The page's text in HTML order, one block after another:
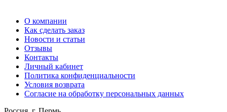
О компании
Как сделать заказ
Новости и статьи
Отзывы
Контакты
Личный кабинет
Политика конфиденциальности
Условия возврата
Согласие на обработку персональных данных